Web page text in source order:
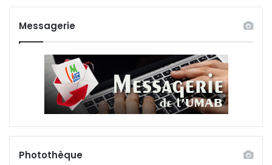
Messagerie
Photothèque